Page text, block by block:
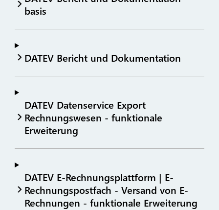
basis
DATEV Bericht und Dokumentation
DATEV Datenservice Export
Rechnungswesen - funktionale
Erweiterung
DATEV E-Rechnungsplattform | E-
Rechnungspostfach - Versand von E-
Rechnungen - funktionale Erweiterung